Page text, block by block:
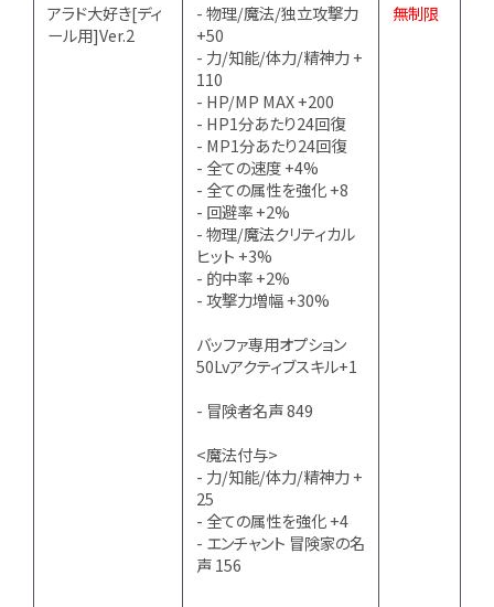
アラド大好き[ディ
ール用]Ver.2
- 物理/魔法/独立攻撃力
+50
- 力/知能/体力/精神力 +
110
- HP/MP MAX +200
- HP1分あたり24回復
- MP1分あたり24回復
- 全ての速度 +4%
- 全ての属性を強化 +8
- 回避率 +2%
- 物理/魔法クリティカル
ヒット +3%
- 的中率 +2%
- 攻撃力増幅 +30%
バッファ専用オプション
50Lvアクティブスキル+1
- 冒険者名声 849
<魔法付与>
- 力/知能/体力/精神力 +
25
- 全ての属性を強化 +4
- エンチャント 冒険家の名
声 156
無制限